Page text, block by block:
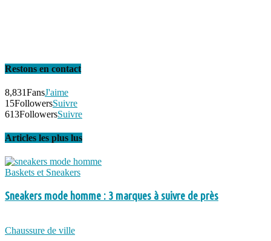
Restons en contact
8,831FansJ'aime
15FollowersSuivre
613FollowersSuivre
Articles les plus lus
Baskets et Sneakers
Sneakers mode homme : 3 marques à suivre de près
Chaussure de ville